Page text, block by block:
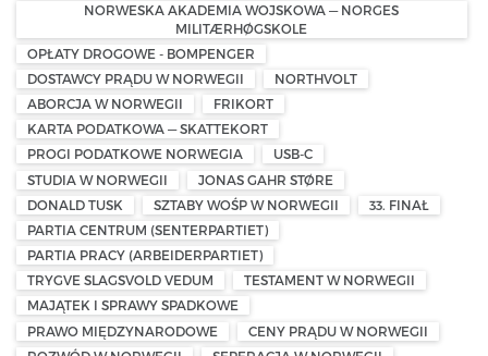
NORWESKA AKADEMIA WOJSKOWA — NORGES
MILITÆRHØGSKOLE
OPŁATY DROGOWE - BOMPENGER
DOSTAWCY PRĄDU W NORWEGII
NORTHVOLT
ABORCJA W NORWEGII
FRIKORT
KARTA PODATKOWA — SKATTEKORT
PROGI PODATKOWE NORWEGIA
USB-C
STUDIA W NORWEGII
JONAS GAHR STØRE
DONALD TUSK
SZTABY WOŚP W NORWEGII
33. FINAŁ
PARTIA CENTRUM (SENTERPARTIET)
PARTIA PRACY (ARBEIDERPARTIET)
TRYGVE SLAGSVOLD VEDUM
TESTAMENT W NORWEGII
MAJĄTEK I SPRAWY SPADKOWE
PRAWO MIĘDZYNARODOWE
CENY PRĄDU W NORWEGII